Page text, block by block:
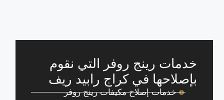
خدمات رينج روفر التي نقوم
بإصلاحها في كراج رابيد ريف
خدمات إصلاح مكيفات رينج روفر